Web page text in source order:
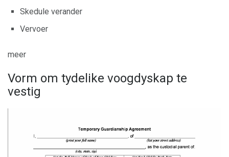
Skedule verander
Vervoer
meer
Vorm om tydelike voogdyskap te
vestig